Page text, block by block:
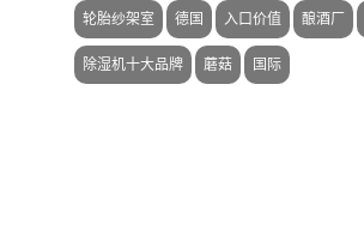
轮胎纱架室 德国 入口价值 酿酒厂
除湿机十大品牌 蘑菇 国际